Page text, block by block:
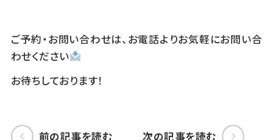
ご予約・お問い合わせは、お電話よりお気軽にお問い合
わせください
お待ちしております！
前の記事を読む 次の記事を読む